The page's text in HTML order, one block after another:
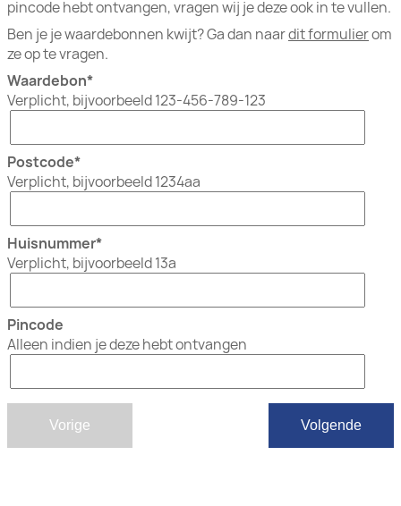
pincode hebt ontvangen, vragen wij je deze ook in te vullen.
Ben je je waardebonnen kwijt? Ga dan naardit formulierom
ze op te vragen.
Waardebon
Verplicht, bijvoorbeeld 123-456-789-123
Postcode
Verplicht, bijvoorbeeld 1234aa
Huisnummer
Verplicht, bijvoorbeeld 13a
Pincode
Alleen indien je deze hebt ontvangen